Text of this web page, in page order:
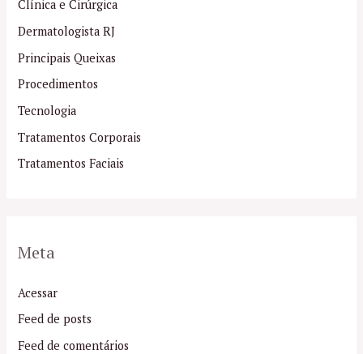
Clínica e Cirúrgica
Dermatologista RJ
Principais Queixas
Procedimentos
Tecnologia
Tratamentos Corporais
Tratamentos Faciais
Meta
Acessar
Feed de posts
Feed de comentários